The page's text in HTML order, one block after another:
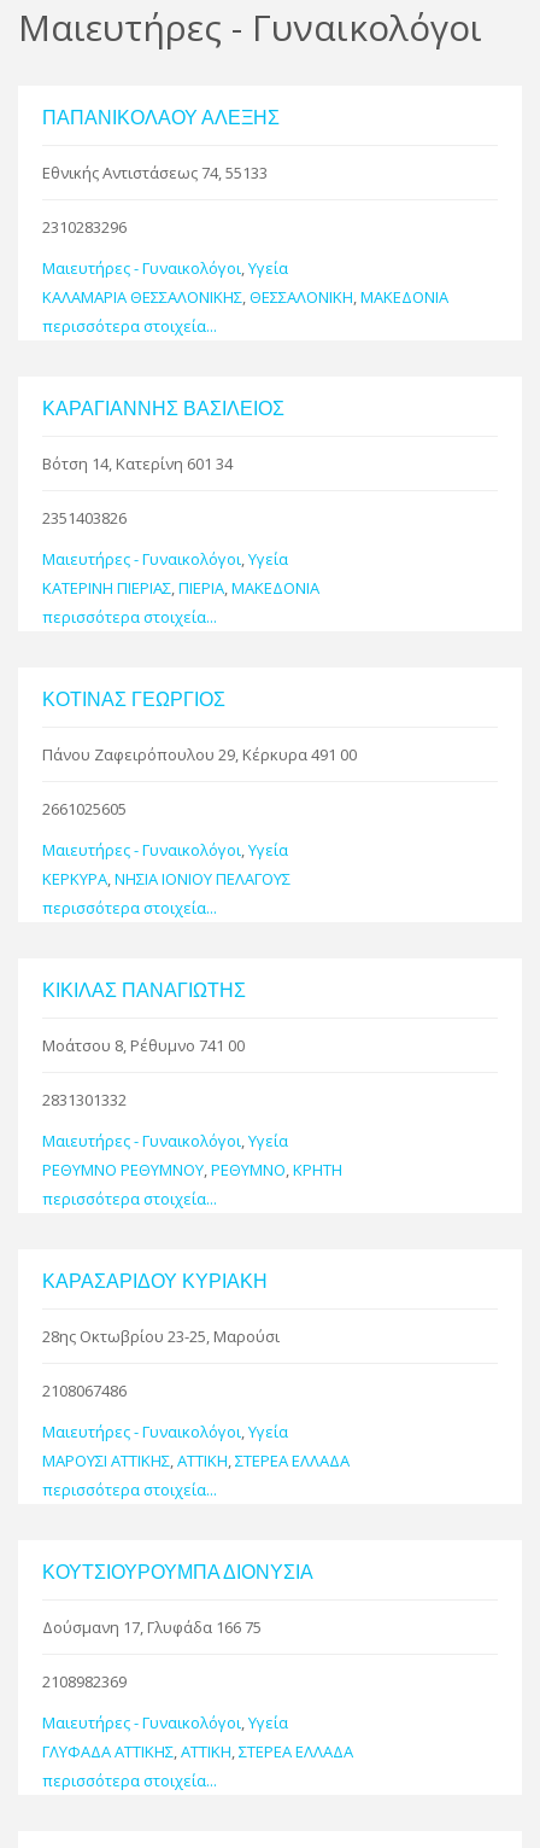
Μαιευτήρες - Γυναικολόγοι
ΠΑΠΑΝΙΚΟΛΑΟΥ ΑΛΕΞΗΣ
Εθνικής Αντιστάσεως 74, 55133
2310283296
Μαιευτήρες - Γυναικολόγοι,Υγεία
ΚΑΛΑΜΑΡΙΑ ΘΕΣΣΑΛΟΝΙΚΗΣ,ΘΕΣΣΑΛΟΝΙΚΗ,ΜΑΚΕΔΟΝΙΑ
περισσότερα στοιχεία...
ΚΑΡΑΓΙΑΝΝΗΣ ΒΑΣΙΛΕΙΟΣ
Βότση 14, Κατερίνη 601 34
2351403826
Μαιευτήρες - Γυναικολόγοι,Υγεία
ΚΑΤΕΡΙΝΗ ΠΙΕΡΙΑΣ,ΠΙΕΡΙΑ,ΜΑΚΕΔΟΝΙΑ
περισσότερα στοιχεία...
ΚΟΤΙΝΑΣ ΓΕΩΡΓΙΟΣ
Πάνου Ζαφειρόπουλου 29, Κέρκυρα 491 00
2661025605
Μαιευτήρες - Γυναικολόγοι,Υγεία
ΚΕΡΚΥΡΑ,ΝΗΣΙΑ ΙΟΝΙΟΥ ΠΕΛΑΓΟΥΣ
περισσότερα στοιχεία...
ΚΙΚΙΛΑΣ ΠΑΝΑΓΙΩΤΗΣ
Μοάτσου 8, Ρέθυμνο 741 00
2831301332
Μαιευτήρες - Γυναικολόγοι,Υγεία
ΡΕΘΥΜΝΟ ΡΕΘΥΜΝΟΥ,ΡΕΘΥΜΝΟ,ΚΡΗΤΗ
περισσότερα στοιχεία...
ΚΑΡΑΣΑΡΙΔΟΥ ΚΥΡΙΑΚΗ
28ης Οκτωβρίου 23-25, Μαρούσι
2108067486
Μαιευτήρες - Γυναικολόγοι,Υγεία
ΜΑΡΟΥΣΙ ΑΤΤΙΚΗΣ,ΑΤΤΙΚΗ,ΣΤΕΡΕΑ ΕΛΛΑΔΑ
περισσότερα στοιχεία...
ΚΟΥΤΣΙΟΥΡΟΥΜΠΑ ΔΙΟΝΥΣΙΑ
Δούσμανη 17, Γλυφάδα 166 75
2108982369
Μαιευτήρες - Γυναικολόγοι,Υγεία
ΓΛΥΦΑΔΑ ΑΤΤΙΚΗΣ,ΑΤΤΙΚΗ,ΣΤΕΡΕΑ ΕΛΛΑΔΑ
περισσότερα στοιχεία...